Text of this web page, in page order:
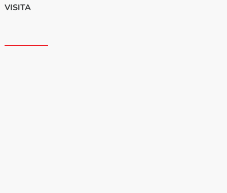
VISITA